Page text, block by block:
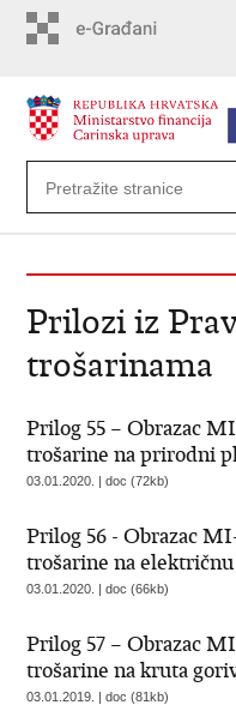
Prilozi iz
trošarinama
Prilog 55 – Obrazac
trošarine na prirodni
03.01.2020. | doc (72kb)
Prilog 56 - Obrazac
trošarine na
03.01.2020. | doc (66kb)
Prilog 57 – Obrazac
trošarine na kruta
03.01.2019. | doc (81kb)